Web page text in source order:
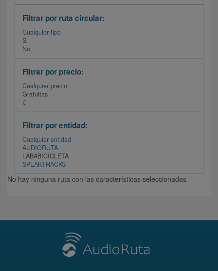
Filtrar por ruta circular:
Cualquier tipo
Si
No
Filtrar por precio:
Cualquier precio
Gratuitas
€
Filtrar por entidad:
Cualquier entidad
AUDIORUTA
LABABICICLETA
SPEAKTRACKS
No hay ninguna ruta con las características seleccionadas